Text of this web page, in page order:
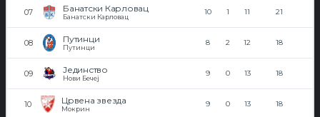
Банатски Карловац
Банатски Карловац
10 1 11 21
Путинци
Путинци
8 2 12 18
Јединство
Нови Бечеј
9 0 13 18
Црвена звезда
Мокрин
9 0 13 18